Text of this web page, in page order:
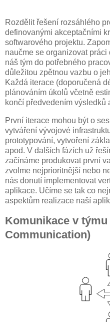
Rozdělit řešení rozsáhlého
definovanými akceptačními
softwarového projektu.
naučme se organizovat
náš tým do potřebného
důležitou zpětnou vazbu o
Každá iterace (doporučená
plánováním úkolů včetně
končí předvedením výsledků
První iterace mohou být o
vytváření vývojové
prototypování, vytvoření
apod. V dalších fázích už
začínáme produkovat první
zvolme nejprioritnější nebo
nás donutí implementovat
aplikace. Učíme se tak co
aspektům realizace naší
Komunikace v týmu
Communication)